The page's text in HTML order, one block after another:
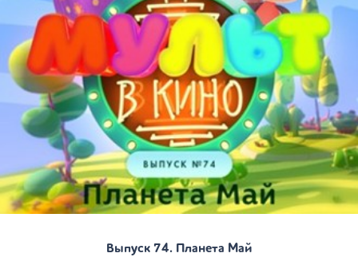
Выпуск 74. Планета Май